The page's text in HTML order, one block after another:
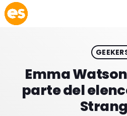
play_arrow EMISIÓN LA PAZ
play_arrow EMISIÓN COCHABAMBA
Emma
parte del